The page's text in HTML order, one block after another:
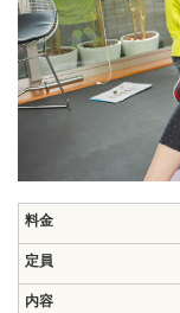
料金
定員
内容